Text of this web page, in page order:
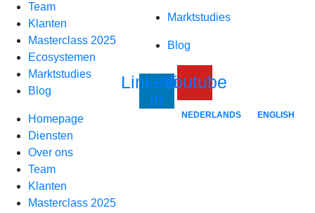
Marktstudies
Blog
Linkedin-
in
Youtube
NEDERLANDS ENGLISH
Team
Klanten
Masterclass 2025
Ecosystemen
Marktstudies
Blog
Homepage
Diensten
Over ons
Team
Klanten
Masterclass 2025